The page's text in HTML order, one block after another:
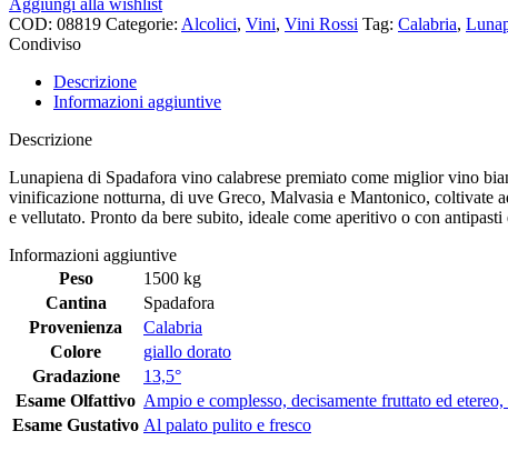
COD: 08819 Categorie: Alcolici, Vini, Vini Rossi Tag: Calabria,
Condiviso
Descrizione
Informazioni aggiuntive
Descrizione
Lunapiena di Spadafora vino calabrese premiato come miglior vino
vinificazione notturna, di uve Greco, Malvasia e Mantonico, coltivate
e vellutato. Pronto da bere subito, ideale come aperitivo o con antipasti
Informazioni aggiuntive
Peso
1500 kg
Cantina
Spadafora
Provenienza
Calabria
Colore
giallo dorato
Gradazione
13,5°
Esame Olfattivo Ampio e complesso, decisamente fruttato ed
Esame Gustativo Al palato pulito e fresco